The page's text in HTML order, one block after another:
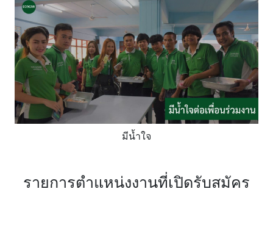
มีน้ำใจ
รายการตำแหน่งงานที่เปิดรับสมัคร